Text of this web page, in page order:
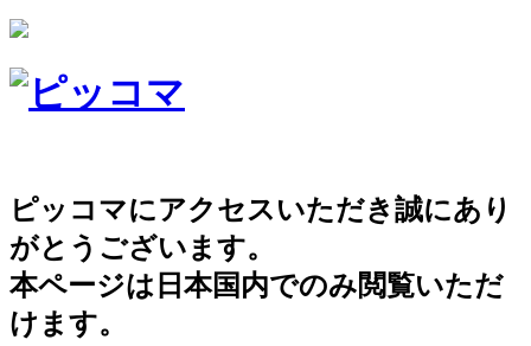
ピッコマにアクセスいただき誠にあり
がとうございます。
本ページは日本国内でのみ閲覧いただ
けます。